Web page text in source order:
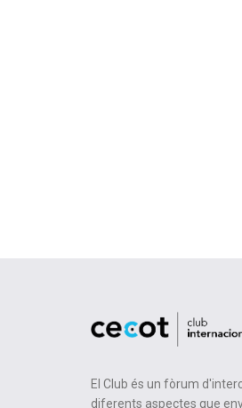
El Club és un fòrum
diferents aspectes que